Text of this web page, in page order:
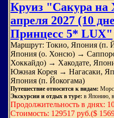
Круиз "Сакура на
апреля 2027 (10
Принцесс 5* LUX"
Маршрут: Токио, Япония (п.
Япония (о. Хонсю) →
Хоккайдо) → Хакодате,
Южная Корея → Нагасаки,
Япония (п. Йокогама)
Путешествие относится к видам:
Экскурсии и отдых в туре: в Японию,
Продолжительность в днях:
Стоимость: 129517 руб.($